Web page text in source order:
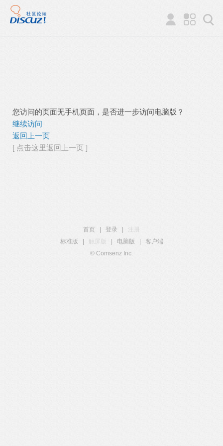
您访问的页面无手机页面，是否进一步访问电脑版？
继续访问
返回上一页
[ 点击这里返回上一页 ]
首页 登录
注册
标准版
触屏版 电脑版
客户端
© Comsenz Inc.